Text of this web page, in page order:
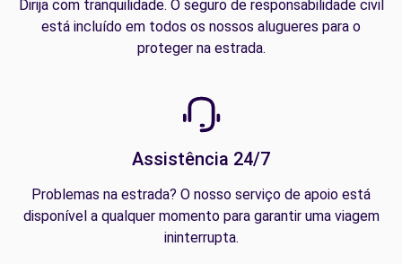
Dirija com tranquilidade. O seguro de responsabilidade civil
está incluído em todos os nossos alugueres para o
proteger na estrada.
Assistência 24/7
Problemas na estrada? O nosso serviço de apoio está
disponível a qualquer momento para garantir uma viagem
ininterrupta.